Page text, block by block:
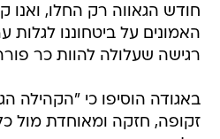
חודש הגאווה רק החלו, ואנו
האמונים על ביטחוננו לגלות
רגישה שעלולה להוות כר
באגודה הוסיפו כי "הקהילה
זקופה, חזקה ומאוחדת מול